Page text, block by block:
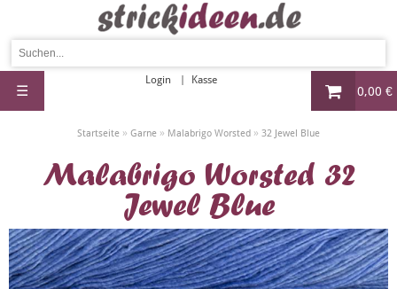
0,00 €
Login Kasse
☰
Startseite » Garne » Malabrigo Worsted » 32 Jewel Blue
Malabrigo Worsted 32
Jewel Blue